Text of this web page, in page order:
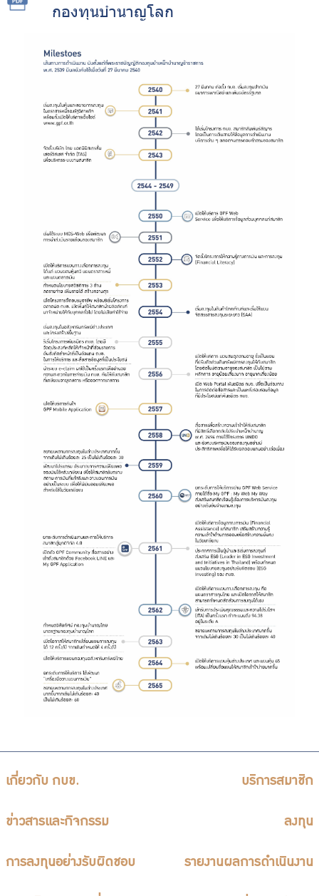
กองทุนบำนาญโลก
เกี่ยวกับ กบข. บริการสมาชิก
ข่าวสารและกิจกรรม ลงทุน
การลงทุนอย่างรับผิดชอบ รายงานผลการดำเนินงาน